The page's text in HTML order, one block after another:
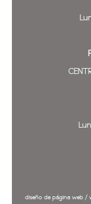
elit.
feugiat et at
diseño de página web /